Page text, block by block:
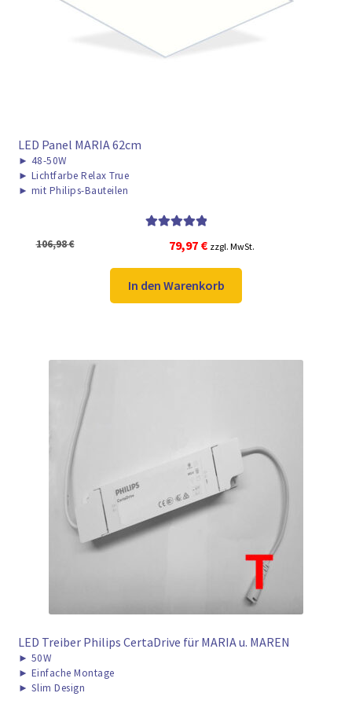
► ZAHLARTEN
► VERSANDARTEN
LED Panel MARIA 62cm
► 48-50W
► Lichtfarbe Relax True
► mit Philips-Bauteilen
von 5
106,98€
Ursprünglicher
Preis
war:
106,98 €
79,97 €Aktueller
Preis
ist:
79,97 €.
zzgl. MwSt.
In den Warenkorb
LED Treiber Philips CertaDrive für MARIA u. MAREN
► 50W
► Einfache Montage
► Slim Design